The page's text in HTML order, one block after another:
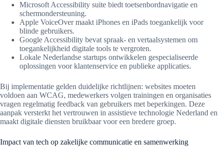
Microsoft Accessibility suite biedt toetsenbordnavigatie en
schermondersteuning.
Apple VoiceOver maakt iPhones en iPads toegankelijk voor
blinde gebruikers.
Google Accessibility bevat spraak- en vertaalsystemen om
toegankelijkheid digitale tools te vergroten.
Lokale Nederlandse startups ontwikkelen gespecialiseerde
oplossingen voor klantenservice en publieke applicaties.
Bij implementatie gelden duidelijke richtlijnen: websites moeten
voldoen aan WCAG, medewerkers volgen trainingen en organisaties
vragen regelmatig feedback van gebruikers met beperkingen. Deze
aanpak versterkt het vertrouwen in assistieve technologie Nederland en
maakt digitale diensten bruikbaar voor een bredere groep.
Impact van tech op zakelijke communicatie en samenwerking